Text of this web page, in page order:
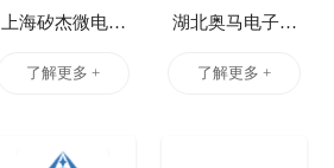
上海矽杰微电子
有限公司
了解更多 +
湖北奥马电子科
技有限公司
了解更多 +